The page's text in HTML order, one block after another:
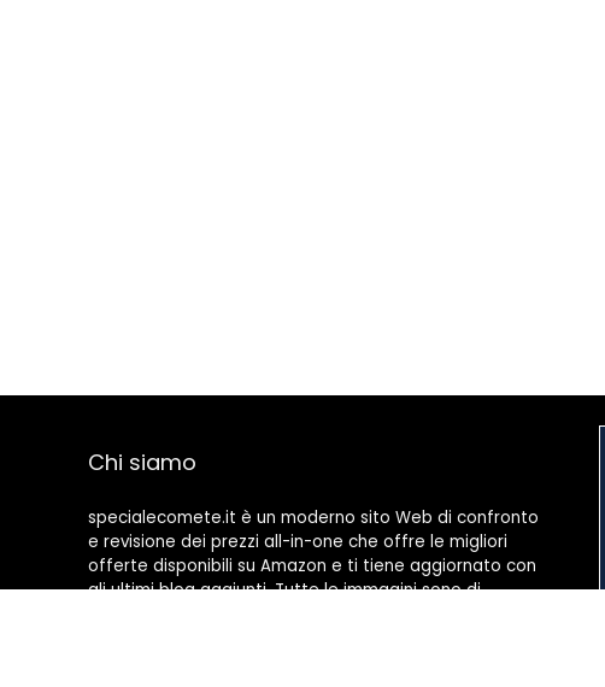
Chi siamo
specialecomete.it è un moderno sito Web di confronto
e revisione dei prezzi all-in-one che offre le migliori
offerte disponibili su Amazon e ti tiene aggiornato con
gli ultimi blog aggiunti. Tutte le immagini sono di